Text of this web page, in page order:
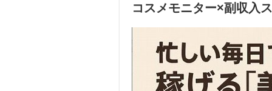
コスメモニター×副収入